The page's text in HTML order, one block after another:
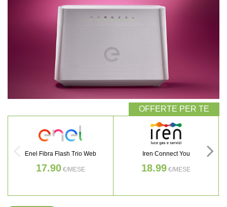
Enel Fibra Flash Trio Web
17.90 €/MESE
Iren Connect You
18.99 €/MESE